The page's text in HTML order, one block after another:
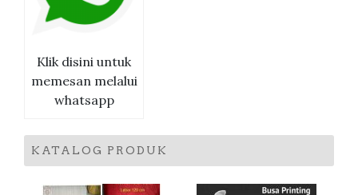
Klik disini untuk
memesan melalui
whatsapp
KATALOG PRODUK